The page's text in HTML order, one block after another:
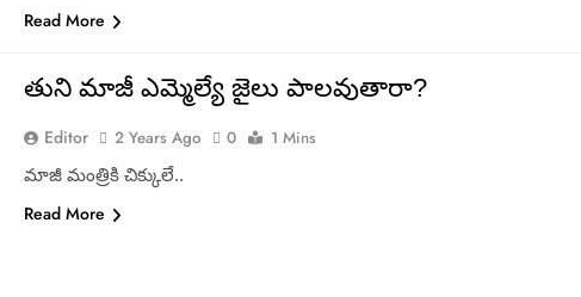
Read More
తుని మాజీ ఎమ్మెల్యే జైలు పాలవుతారా?
Editor 2 Years Ago 0 1 Mins
మాజీ మంత్రికి చిక్కులే..
Read More